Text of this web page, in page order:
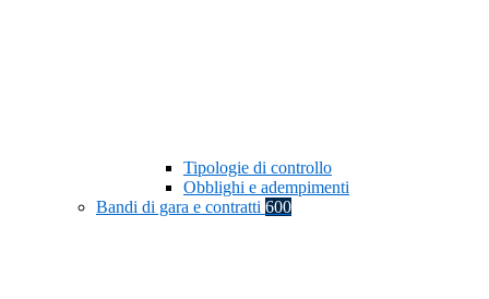
Tipologie di controllo
Obblighi e adempimenti
Bandi di gara e contratti 600